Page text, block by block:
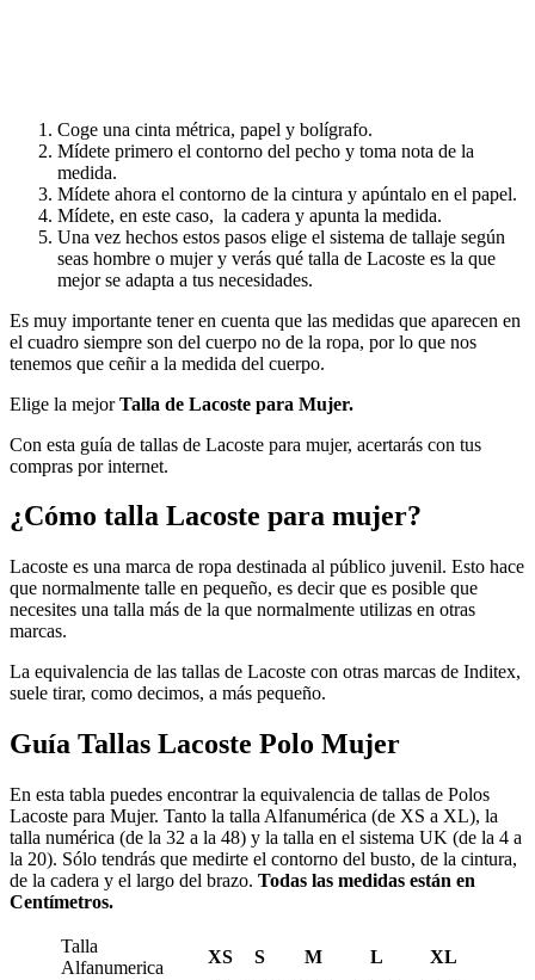
Coge una cinta métrica, papel y bolígrafo.
Mídete primero el contorno del pecho y toma nota de la
medida.
Mídete ahora el contorno de la cintura y apúntalo en el papel.
Mídete, en este caso, la cadera y apunta la medida.
Una vez hechos estos pasos elige el sistema de tallaje según
seas hombre o mujer y verás qué talla de Lacoste es la que
mejor se adapta a tus necesidades.
Es muy importante tener en cuenta que las medidas que aparecen en
el cuadro siempre son del cuerpo no de la ropa, por lo que nos
tenemos que ceñir a la medida del cuerpo.
Elige la mejorTalla de Lacoste para Mujer.
Con esta guía de tallas de Lacoste para mujer, acertarás con tus
compras por internet.
¿Cómo talla Lacoste para mujer?
Lacoste es una marca de ropa destinada al público juvenil. Esto hace
que normalmente talle en pequeño, es decir que es posible que
necesites una talla más de la que normalmente utilizas en otras
marcas.
La equivalencia de las tallas de Lacoste con otras marcas de Inditex,
suele tirar, como decimos, a más pequeño.
Guía Tallas Lacoste Polo Mujer
En esta tabla puedes encontrar la equivalencia de tallas de Polos
Lacoste para Mujer. Tanto la talla Alfanumérica (de XS a XL), la
talla numérica (de la 32 a la 48) y la talla en el sistema UK (de la 4 a
la 20). Sólo tendrás que medirte el contorno del busto, de la cintura,
de la cadera y el largo del brazo. Todas las medidas están en
Centímetros.
Talla
Alfanumerica
XS S M L
XL